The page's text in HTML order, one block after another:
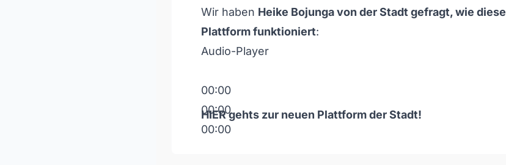
Wir haben Heike Bojunga von der Stadt gefragt, wie diese
Plattform funktioniert:
Audio-Player
00:00
00:00
00:00
HIERgehts zur neuen Plattform der Stadt!